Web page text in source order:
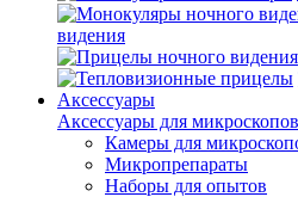
видения
Аксессуары
Аксессуары для микроскопов
Камеры для
Микропрепараты
Наборы для опытов